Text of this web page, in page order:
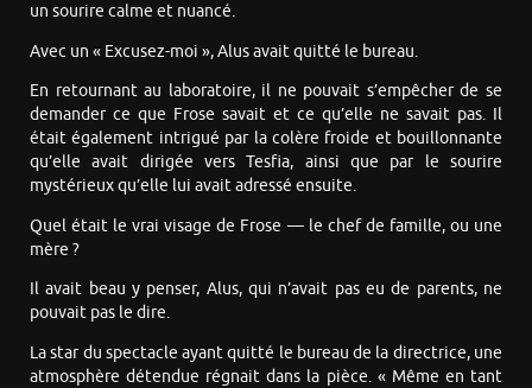
un sourire calme et nuancé.
Avec un « Excusez-moi », Alus avait quitté le bureau.
En retournant au laboratoire, il ne pouvait s’empêcher de se
demander ce que Frose savait et ce qu’elle ne savait pas. Il
était également intrigué par la colère froide et bouillonnante
qu’elle avait dirigée vers Tesfia, ainsi que par le sourire
mystérieux qu’elle lui avait adressé ensuite.
Quel était le vrai visage de Frose — le chef de famille, ou une
mère ?
Il avait beau y penser, Alus, qui n’avait pas eu de parents, ne
pouvait pas le dire.
La star du spectacle ayant quitté le bureau de la directrice, une
atmosphère détendue régnait dans la pièce. « Même en tant